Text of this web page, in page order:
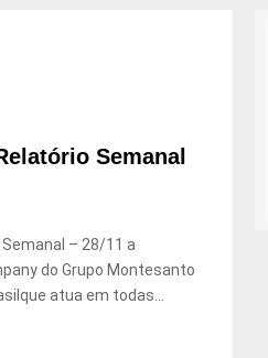
Semanal
Semanal – 28/11 a
do Grupo Montesanto
atua em todas...